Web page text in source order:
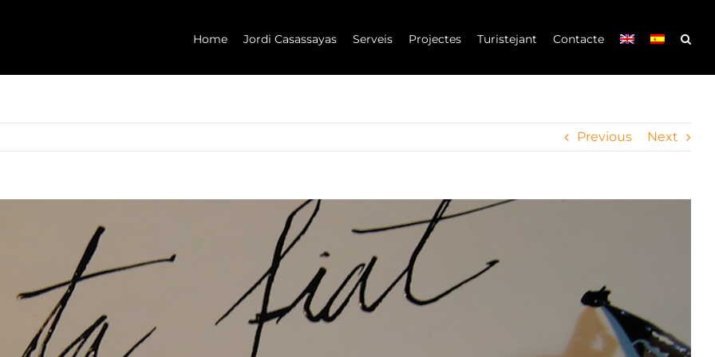
Home Jordi Casassayas Serveis Projectes Turistejant Contacte
Previous Next